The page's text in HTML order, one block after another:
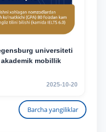
universiteti
mobillik
2025-10-20
Barcha yangiliklar